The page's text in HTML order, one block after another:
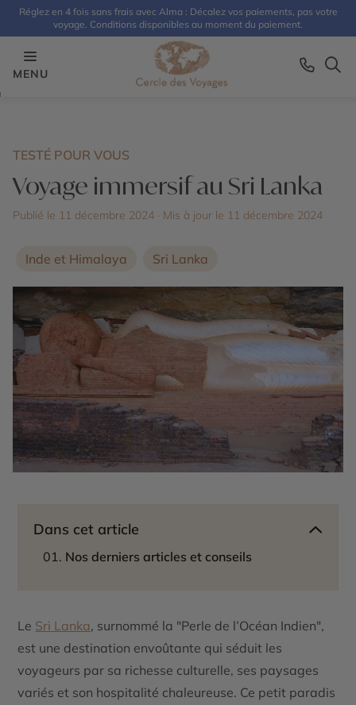
Réglez en 4 fois sans frais avec Alma : Décalez vos paiements, pas votre
voyage. Conditions disponibles au moment du paiement.
MENU
TESTÉ POUR VOUS
Voyage immersif au Sri Lanka
Publié le 11 décembre 2024 · Mis à jour le 11 décembre 2024
Inde et Himalaya Sri Lanka
Dans cet article
Nos derniers articles et conseils
Le Sri Lanka, surnommé la "Perle de l’Océan Indien",
est une destination envoûtante qui séduit les
voyageurs par sa richesse culturelle, ses paysages
variés et son hospitalité chaleureuse. Ce petit paradis